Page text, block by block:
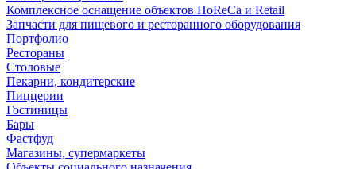
Комплексное оснащение объектов HoReCa и Retail
Запчасти для пищевого и ресторанного оборудования
Портфолио
Рестораны
Столовые
Пекарни, кондитерские
Пиццерии
Гостиницы
Бары
Фастфуд
Магазины, супермаркеты